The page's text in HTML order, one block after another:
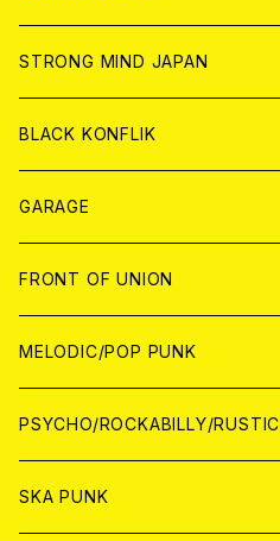
ANALOG
ANALOG
CD
ANALOG
CD
ANALOG
WORLD
CD
ANALOG
STRONG MIND JAPAN
BLACK KONFLIK
GARAGE
JAPAN
アナログ
CD
WORLD
アナログ
CD
FRONT OF UNION
MELODIC/POP PUNK
JAPAN
CD
WORLD
PSYCHO/ROCKABILLY/RUSTIC
JAPAN
SKA PUNK